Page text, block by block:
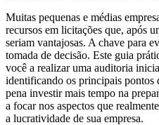
Muitas pequenas e médias
recursos em licitações que, após
seriam vantajosas. A chave para
tomada de decisão. Este guia
você a realizar uma auditoria
identificando os principais pontos
pena investir mais tempo na
a focar nos aspectos que
a lucratividade de sua empresa.